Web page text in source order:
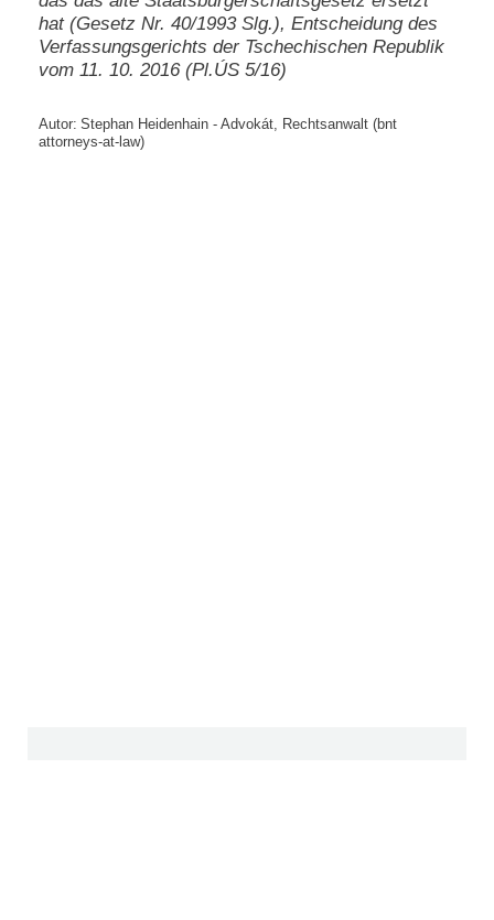
hat (Gesetz Nr. 40/1993 Slg.), Entscheidung des
Verfassungsgerichts der Tschechischen Republik
vom 11. 10. 2016 (Pl.ÚS 5/16)
Autor: Stephan Heidenhain - Advokát, Rechtsanwalt (bnt
attorneys-at-law)